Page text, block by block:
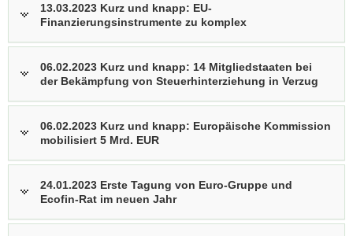
13.03.2023 Kurz und knapp: EU-
Finanzierungsinstrumente zu komplex
06.02.2023 Kurz und knapp: 14 Mitgliedstaaten bei
der Bekämpfung von Steuerhinterziehung in Verzug
06.02.2023 Kurz und knapp: Europäische Kommission
mobilisiert 5 Mrd. EUR
24.01.2023 Erste Tagung von Euro-Gruppe und
Ecofin-Rat im neuen Jahr